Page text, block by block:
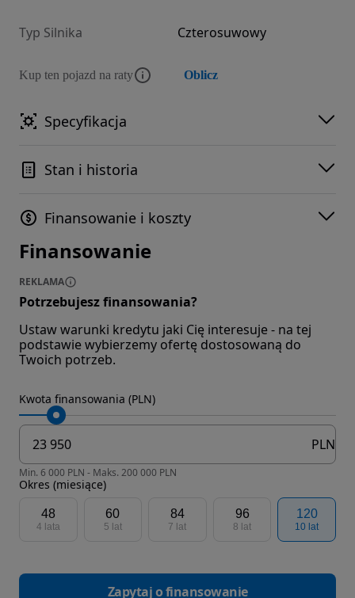
Typ Silnika Czterosuwowy
Kup ten pojazd na raty Oblicz
Specyfikacja
Stan i historia
Finansowanie i koszty
Finansowanie
REKLAMA
Potrzebujesz finansowania?
Ustaw warunki kredytu jaki Cię interesuje - na tej
podstawie wybierzemy ofertę dostosowaną do
Twoich potrzeb.
Kwota finansowania (PLN)
PLN
Min. 6 000 PLN - Maks. 200 000 PLN
Okres (miesiące)
48
4 lata
60
5 lat
84
7 lat
96
8 lat
120
10 lat
Zapytaj o finansowanie